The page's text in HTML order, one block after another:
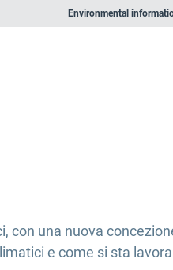
Environmental
con una nuova
e come si sta